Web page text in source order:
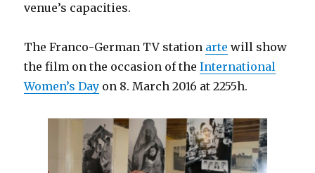
venue’s capacities.
The Franco-German TV station arte will show
the film on the occasion of theInternational
Women’s Day on 8. March 2016 at 2255h.